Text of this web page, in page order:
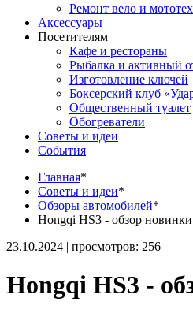
Ремонт вело и
Аксессуары
Посетителям
Кафе и рестораны
Рыбалка и активный
Изготовление ключей
Боксерский клуб
Общественный туалет
Обогреватели
Советы и идеи
События
Главная*
Советы и идеи*
Обзоры автомобилей*
Hongqi HS3 - обзор новинки
23.10.2024 | просмотров: 256
Hongqi HS3 -